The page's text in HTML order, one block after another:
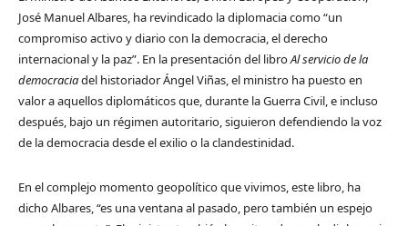
José Manuel Albares, ha revindicado la diplomacia como “un
compromiso activo y diario con la democracia, el derecho
internacional y la paz”. En la presentación del libroAl servicio de la
democraciadel historiador Ángel Viñas, el ministro ha puesto en
valor a aquellos diplomáticos que, durante la Guerra Civil, e incluso
después, bajo un régimen autoritario, siguieron defendiendo la voz
de la democracia desde el exilio o la clandestinidad.
En el complejo momento geopolítico que vivimos, este libro, ha
dicho Albares, “es una ventana al pasado, pero también un espejo